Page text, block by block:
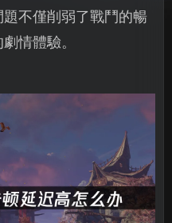
不僅削弱了戰鬥的暢
情體驗。